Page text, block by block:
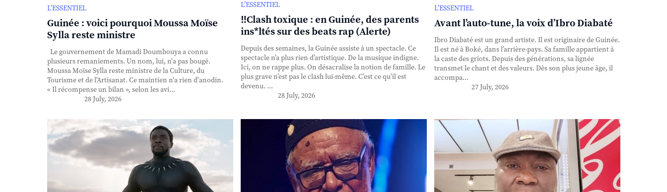
L’ESSENTIEL
Guinée : voici pourquoi Moussa Moïse
Sylla reste ministre
Le gouvernement de Mamadi Doumbouya a connu
plusieurs remaniements. Un nom, lui, n'a pas bougé.
Moussa Moïse Sylla reste ministre de la Culture, du
Tourisme et de l'Artisanat. Ce maintien n'a rien d'anodin.
« Il récompense un bilan », selon les avi...
28 July, 2026
L’ESSENTIEL
‼️Clash toxique : en Guinée, des parents
ins*ltés sur des beats rap (Alerte)
Depuis des semaines, la Guinée assiste à un spectacle. Ce
spectacle n’a plus rien d’artistique. De la musique indigne.
Ici, on ne rappe plus. On désacralise la notion de famille. Le
plus grave n’est pas le clash lui-même. C’est ce qu’il est
devenu. ...
28 July, 2026
L’ESSENTIEL
Avant l’auto-tune, la voix d’Ibro Diabaté
Ibro Diabaté est un grand artiste. Il est originaire de Guinée.
Il est né à Boké, dans l’arrière-pays. Sa famille appartient à
la caste des griots. Depuis des générations, sa lignée
transmet le chant et des valeurs. Dès son plus jeune âge, il
accompa...
27 July, 2026